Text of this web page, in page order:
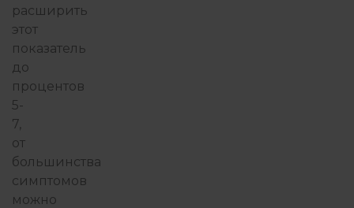
расширить
этот
показатель
до
процентов
5-
7,
от
большинства
симптомов
можно